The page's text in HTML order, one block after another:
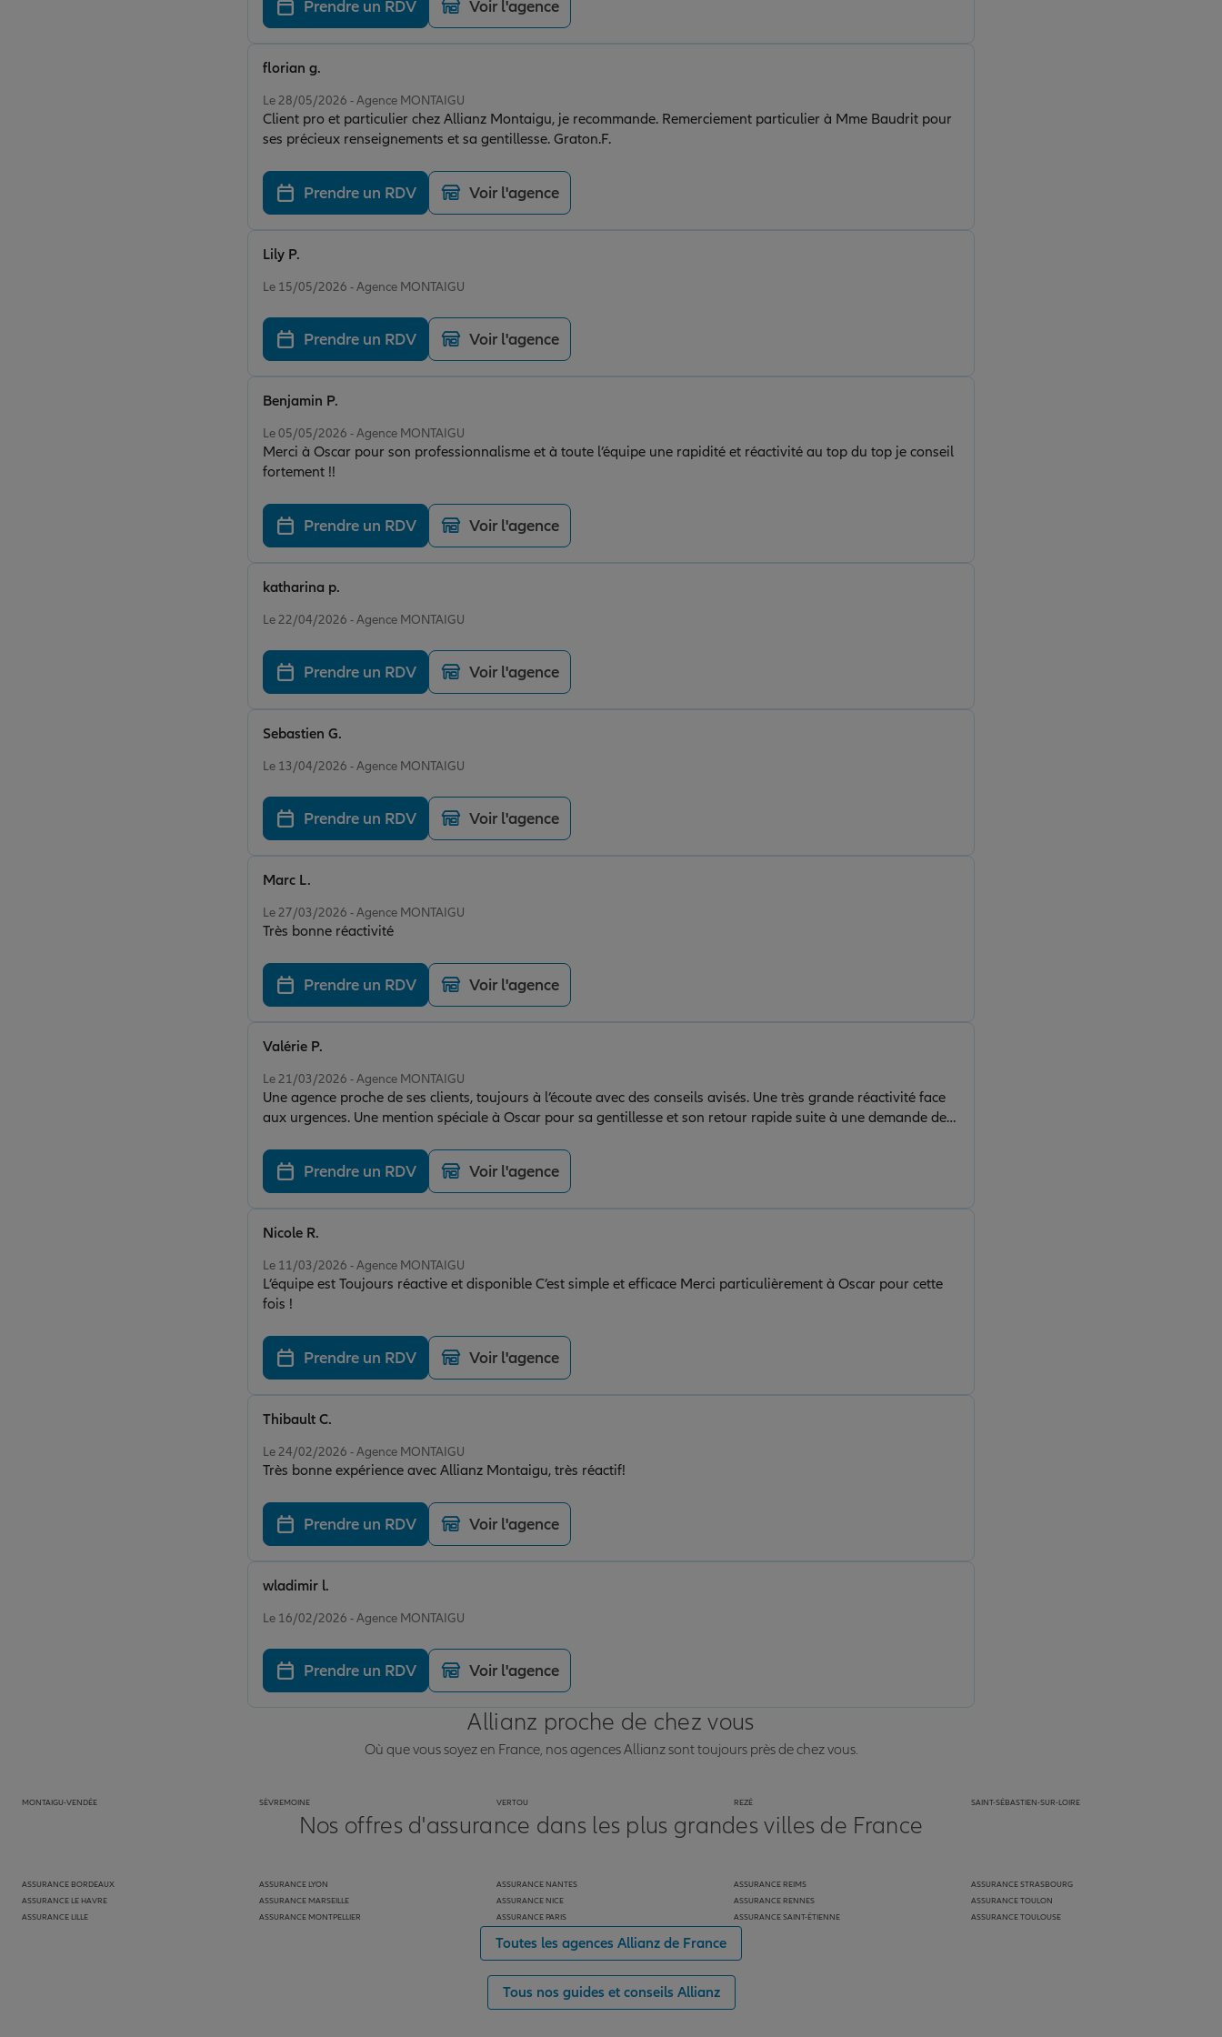
Prendre un RDV Voir l'agence
Le 28/05/2026 - Agence MONTAIGU
Client pro et particulier chez Allianz Montaigu, je recommande. Remerciement particulier à Mme Baudrit pour
ses précieux renseignements et sa gentillesse. Graton.F.
florian g.
Prendre un RDV Voir l'agence
Le 15/05/2026 - Agence MONTAIGU
Lily P.
Prendre un RDV Voir l'agence
Le 05/05/2026 - Agence MONTAIGU
Merci à Oscar pour son professionnalisme et à toute l’équipe une rapidité et réactivité au top du top je conseil
fortement !!
Benjamin P.
Prendre un RDV Voir l'agence
Le 22/04/2026 - Agence MONTAIGU
katharina p.
Prendre un RDV Voir l'agence
Le 13/04/2026 - Agence MONTAIGU
Sebastien G.
Prendre un RDV Voir l'agence
Le 27/03/2026 - Agence MONTAIGU
Très bonne réactivité
Marc L.
Prendre un RDV Voir l'agence
Le 21/03/2026 - Agence MONTAIGU
Une agence proche de ses clients, toujours à l’écoute avec des conseils avisés. Une très grande réactivité face
aux urgences. Une mention spéciale à Oscar pour sa gentillesse et son retour rapide suite à une demande de
Valérie P.
Prendre un RDV Voir l'agence
Le 11/03/2026 - Agence MONTAIGU
L’équipe est Toujours réactive et disponible C’est simple et efficace Merci particulièrement à Oscar pour cette
fois !
Nicole R.
Prendre un RDV Voir l'agence
Le 24/02/2026 - Agence MONTAIGU
Très bonne expérience avec Allianz Montaigu, très réactif!
Thibault C.
Prendre un RDV Voir l'agence
Le 16/02/2026 - Agence MONTAIGU
wladimir l.
Prendre un RDV Voir l'agence
Allianz proche de chez vous
Où que vous soyez en France, nos agences Allianz sont toujours près de chez vous.
MONTAIGU-VENDÉE SÈVREMOINE VERTOU REZÉ SAINT-SÉBASTIEN-SUR-LOIRE
Nos offres d'assurance dans les plus grandes villes de France
ASSURANCE BORDEAUX
ASSURANCE LE HAVRE
ASSURANCE LILLE
ASSURANCE LYON
ASSURANCE MARSEILLE
ASSURANCE MONTPELLIER
ASSURANCE NANTES
ASSURANCE NICE
ASSURANCE PARIS
ASSURANCE REIMS
ASSURANCE RENNES
ASSURANCE SAINT-ÉTIENNE
ASSURANCE STRASBOURG
ASSURANCE TOULON
ASSURANCE TOULOUSE
Toutes les agences Allianz de France
Tous nos guides et conseils Allianz